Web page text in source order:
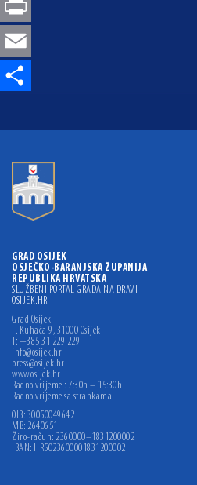
GRAD OSIJEK
OSJEČKO-BARANJSKA ŽUPANIJA
REPUBLIKA HRVATSKA
SLUŽBENI PORTAL GRADA NA DRAVI
OSIJEK.HR
Grad Osijek
F. Kuhača 9, 31000 Osijek
T: +385 31 229 229
info@osijek.hr
press@osijek.hr
www.osijek.hr
Radno vrijeme : 7:30h – 15:30h
Radno vrijeme sa strankama
OIB: 30050049642
MB: 2640651
Žiro-račun: 2360000–1831200002
IBAN: HR5023600001831200002